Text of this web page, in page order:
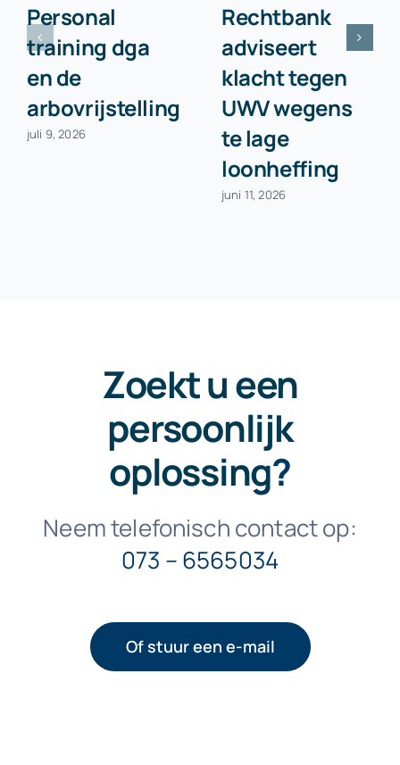
Personal
training dga
en de
arbovrijstelling
juli 9, 2026
Rechtbank
adviseert
klacht tegen
UWV wegens
te lage
loonheffing
juni 11, 2026
Zoekt u een
persoonlijk
oplossing?
Neem telefonisch contact op:
073 – 6565034
Of stuur een e-mail